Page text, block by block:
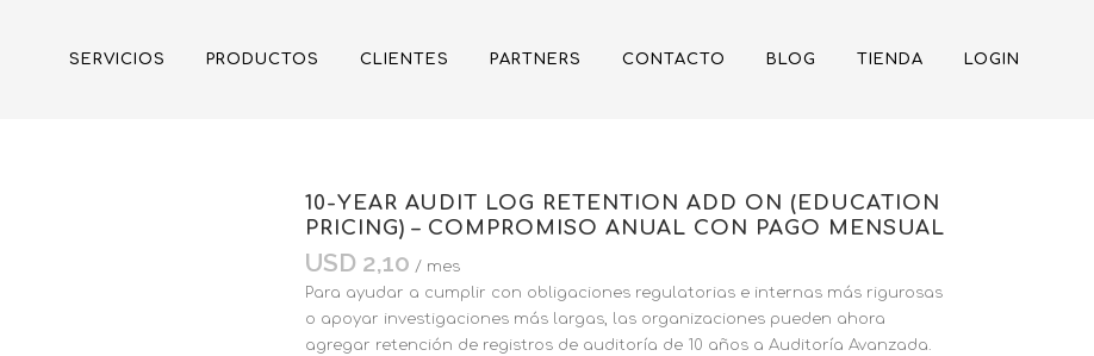
SERVICIOS PRODUCTOS CLIENTES PARTNERS CONTACTO BLOG TIENDA LOGIN
10-YEAR AUDIT LOG RETENTION ADD ON (EDUCATION
PRICING) – COMPROMISO ANUAL CON PAGO MENSUAL
USD 2,10 / mes
Para ayudar a cumplir con obligaciones regulatorias e internas más rigurosas
o apoyar investigaciones más largas, las organizaciones pueden ahora
agregar retención de registros de auditoría de 10 años a Auditoría Avanzada.